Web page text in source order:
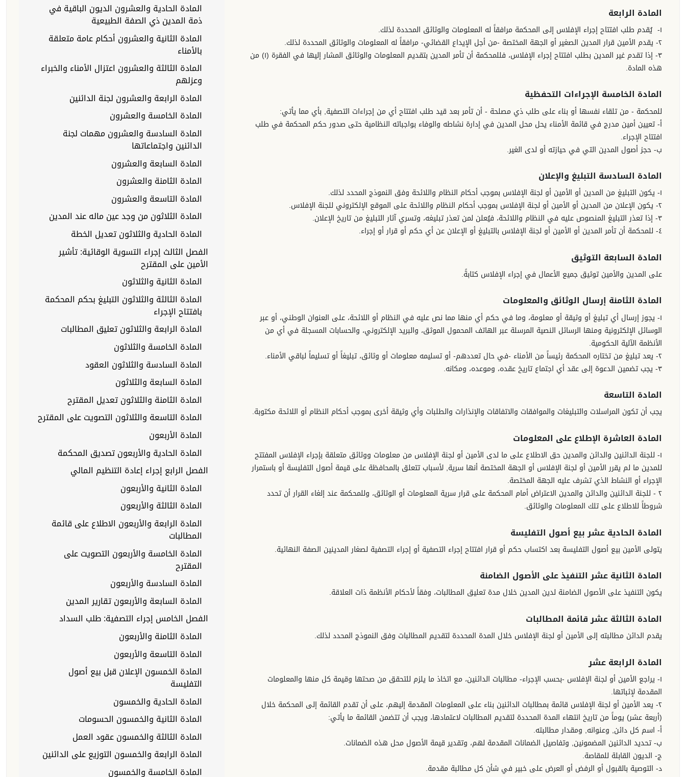
المادة الرابعة
١- يُقدم طلب افتتاح إجراء الإفلاس إلى المحكمة مرافقاً له المعلومات والوثائق المحددة لذلك.
٢- يقدم الأمين قرار المدين الصغير أو الجهة المختصة -من أجل الإيداع القضائي- مرافقاً له المعلومات والوثائق المحددة لذلك.
٣- إذا تقدم غير المدين بطلب افتتاح إجراء الإفلاس، فللمحكمة أن تأمر المدين بتقديم المعلومات والوثائق المشار إليها في الفقرة (١) من
هذه المادة.
المادة الخامسة الإجراءات التحفظية
للمحكمة - من تلقاء نفسها أو بناء على طلب ذي مصلحة - أن تأمر بعد قيد طلب افتتاح أي من إجراءات التصفية, بأي مما يأتي:
أ- تعيين أمين مدرج في قائمة الأمناء يحل محل المدين في إدارة نشاطه والوفاء بواجباته النظامية حتى صدور حكم المحكمة في طلب
افتتاح الإجراء.
ب- حجز أصول المدين التي في حيازته أو لدى الغير.
المادة السادسة التبليغ والإعلان
١- يكون التبليغ من المدين أو الأمين أو لجنة الإفلاس بموجب أحكام النظام واللائحة وفق النموذج المحدد لذلك.
٢- يكون الإعلان من المدين أو الأمين أو لجنة الإفلاس بموجب أحكام النظام واللائحة على الموقع الإلكتروني للجنة الإفلاس.
٣- إذا تعذر التبليغ المنصوص عليه في النظام واللائحة، فيُعلن لمن تعذر تبليغه، وتسري آثار التبليغ من تاريخ الإعلان.
٤- للمحكمة أن تأمر المدين أو الأمين أو لجنة الإفلاس بالتبليغ أو الإعلان عن أي حكم أو قرار أو إجراء.
المادة السابعة التوثيق
على المدين والأمين توثيق جميع الأعمال في إجراء الإفلاس كتابةً.
المادة الثامنة إرسال الوثائق والمعلومات
١- يجوز إرسال أي تبليغ أو وثيقة أو معلومة، وما في حكم أي منها مما نص عليه في النظام أو اللائحة، على العنوان الوطني، أو عبر
الوسائل الإلكترونية ومنها الرسائل النصية المرسلة عبر الهاتف المحمول الموثق، والبريد الإلكتروني، والحسابات المسجلة في أي من
الأنظمة الآلية الحكومية.
٢- يعد تبليغ من تختاره المحكمة رئيساً من الأمناء -في حال تعددهم- أو تسليمه معلومات أو وثائق، تبليغاً أو تسليماً لباقي الأمناء.
٣- يجب تضمين الدعوة إلى عقد أي اجتماع تاريخ عقده، وموعده، ومكانه.
المادة التاسعة
يجب أن تكون المراسلات والتبليغات والموافقات والاتفاقات والإنذارات والطلبات وأي وثيقة أخرى بموجب أحكام النظام أو اللائحة مكتوبة.
المادة العاشرة الإطلاع على المعلومات
١- للجنة الدائنين والدائن والمدين حق الاطلاع على ما لدى الأمين أو لجنة الإفلاس من معلومات ووثائق متعلقة بإجراء الإفلاس المفتتح
للمدين ما لم يقرر الأمين أو لجنة الإفلاس أو الجهة المختصة أنها سرية, لأسباب تتعلق بالمحافظة على قيمة أصول التفليسة أو باستمرار
الإجراء أو النشاط الذي تشرف عليه الجهة المختصة.
٢ - للجنة الدائنين والدائن والمدين الاعتراض أمام المحكمة على قرار سرية المعلومات أو الوثائق، وللمحكمة عند إلغاء القرار أن تحدد
شروطاً للاطلاع على تلك المعلومات والوثائق.
المادة الحادية عشر بيع أصول التفليسة
يتولى الأمين بيع أصول التفليسة بعد اكتساب حكم أو قرار افتتاح إجراء التصفية أو إجراء التصفية لصغار المدينين الصفة النهائية.
المادة الثانية عشر التنفيذ على الأصول الضامنة
يكون التنفيذ على الأصول الضامنة لدين المدين خلال مدة تعليق المطالبات، وفقاً لأحكام الأنظمة ذات العلاقة.
المادة الثالثة عشر قائمة المطالبات
يقدم الدائن مطالبته إلى الأمين أو لجنة الإفلاس خلال المدة المحددة لتقديم المطالبات وفق النموذج المحدد لذلك.
المادة الرابعة عشر
١- يراجع الأمين أو لجنة الإفلاس -بحسب الإجراء- مطالبات الدائنين، مع اتخاذ ما يلزم للتحقق من صحتها وقيمة كل منها والمعلومات
المقدمة لإثباتها.
٢- يعد الأمين أو لجنة الإفلاس قائمة بمطالبات الدائنين بناء على المعلومات المقدمة إليهم، على أن تقدم القائمة إلى المحكمة خلال
(أربعة عشر) يوماً من تاريخ انتهاء المدة المحددة لتقديم المطالبات لاعتمادها، ويجب أن تتضمن القائمة ما يأتي:
أ- اسم كل دائن, وعنوانه, ومقدار مطالبته.
ب- تحديد الدائنين المضمونين, وتفاصيل الضمانات المقدمة لهم، وتقدير قيمة الأصول محل هذه الضمانات.
ج- الديون القابلة للمقاصة.
د- التوصية بالقبول أو الرفض أو العرض على خبير في شأن كل مطالبة مقدمة.
المادة الحادية والعشرون الديون الباقية في
ذمة المدين ذي الصفة الطبيعية
المادة الثانية والعشرون أحكام عامة متعلقة
بالأمناء
المادة الثالثة والعشرون اعتزال الأمناء والخبراء
وعزلهم
المادة الرابعة والعشرون لجنة الدائنين
المادة الخامسة والعشرون
المادة السادسة والعشرون مهمات لجنة
الدائنين واجتماعاتها
المادة السابعة والعشرون
المادة الثامنة والعشرون
المادة التاسعة والعشرون
المادة الثلاثون من وجد عين ماله عند المدين
المادة الحادية والثلاثون تعديل الخطة
الفصل الثالث إجراء التسوية الوقائية: تأشير
الأمين على المقترح
المادة الثانية والثلاثون
المادة الثالثة والثلاثون التبليغ بحكم المحكمة
بافتتاح الإجراء
المادة الرابعة والثلاثون تعليق المطالبات
المادة الخامسة والثلاثون
المادة السادسة والثلاثون العقود
المادة السابعة والثلاثون
المادة الثامنة والثلاثون تعديل المقترح
المادة التاسعة والثلاثون التصويت على المقترح
المادة الأربعون
المادة الحادية والأربعون تصديق المحكمة
الفصل الرابع إجراء إعادة التنظيم المالي
المادة الثانية والأربعون
المادة الثالثة والأربعون
المادة الرابعة والأربعون الاطلاع على قائمة
المطالبات
المادة الخامسة والأربعون التصويت على
المقترح
المادة السادسة والأربعون
المادة السابعة والأربعون تقارير المدين
الفصل الخامس إجراء التصفية: طلب السداد
المادة الثامنة والأربعون
المادة التاسعة والأربعون
المادة الخمسون الإعلان قبل بيع أصول
التفليسة
المادة الحادية والخمسون
المادة الثانية والخمسون الحسومات
المادة الثالثة والخمسون عقود العمل
المادة الرابعة والخمسون التوزيع على الدائنين
المادة الخامسة والخمسون